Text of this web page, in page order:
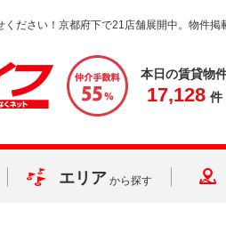
ださい！京都府下で21店舗展開中。物件掲
本日の賃貸物
17,128 件
エリア から探す